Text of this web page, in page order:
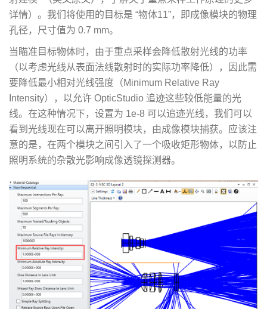
详情）。我们将使用的目标是 “物体11”，即成像模块的物理
孔径，尺寸值为 0.7 mm。
当瞄准目标物体时，由于重点采样会降低散射光线的功率
（以考虑光线从表面法线散射时的实际功率降低），因此需
要降低最小相对光线强度（Minimum Relative Ray
Intensity），以允许 OpticStudio 追迹这些较低能量的光
线。在这种情况下，设置为 1e-8 可以追迹光线，我们可以
看到光线现在可以离开照明模块，由成像模块捕获。应该注
意的是，在两个模块之间引入了一个吸收矩形物体，以防止
照明系统的杂散光影响成像透镜探测器。